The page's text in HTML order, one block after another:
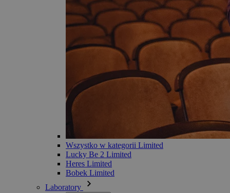
Wszystko w kategorii Limited
Lucky Be 2 Limited
Heres Limited
Bobek Limited
Laboratory